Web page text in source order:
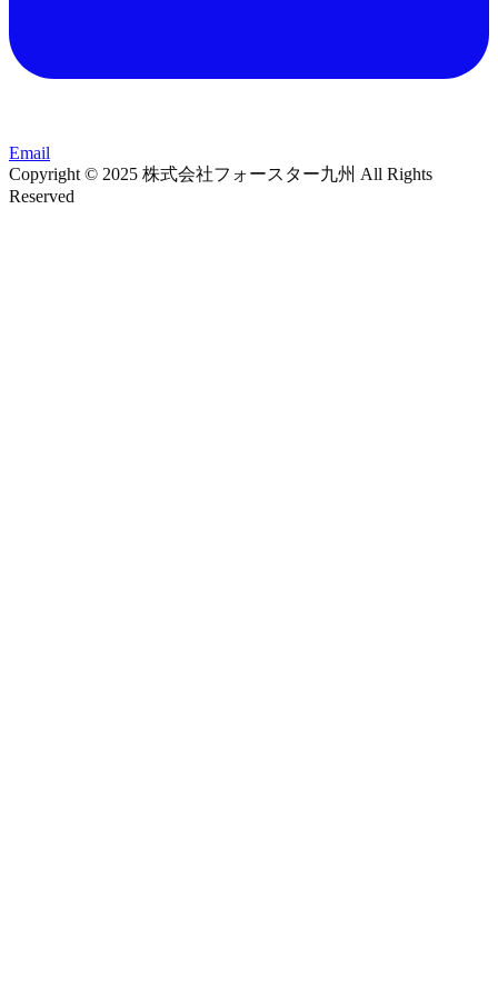
Email
Copyright © 2025 株式会社フォースター九州 All Rights
Reserved